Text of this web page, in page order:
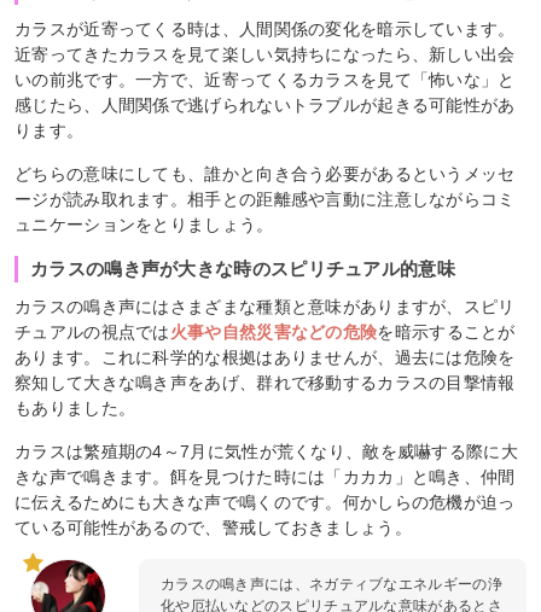
カラスが近寄ってくる時は、人間関係の変化を暗示しています。
近寄ってきたカラスを見て楽しい気持ちになったら、新しい出会
いの前兆です。一方で、近寄ってくるカラスを見て「怖いな」と
感じたら、人間関係で逃げられないトラブルが起きる可能性があ
ります。
どちらの意味にしても、誰かと向き合う必要があるというメッセ
ージが読み取れます。相手との距離感や言動に注意しながらコミ
ュニケーションをとりましょう。
カラスの鳴き声が大きな時のスピリチュアル的意味
カラスの鳴き声にはさまざまな種類と意味がありますが、スピリ
チュアルの視点では火事や自然災害などの危険を暗示することが
あります。これに科学的な根拠はありませんが、過去には危険を
察知して大きな鳴き声をあげ、群れで移動するカラスの目撃情報
もありました。
カラスは繁殖期の4～7月に気性が荒くなり、敵を威嚇する際に大
きな声で鳴きます。餌を見つけた時には「カカカ」と鳴き、仲間
に伝えるためにも大きな声で鳴くのです。何かしらの危機が迫っ
ている可能性があるので、警戒しておきましょう。
カラスの鳴き声には、ネガティブなエネルギーの浄
化や厄払いなどのスピリチュアルな意味があるとさ